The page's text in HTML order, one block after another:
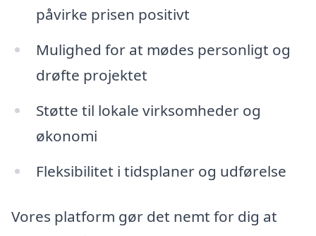
påvirke prisen positivt
Mulighed for at mødes personligt og
drøfte projektet
Støtte til lokale virksomheder og
økonomi
Fleksibilitet i tidsplaner og udførelse
Vores platform gør det nemt for dig at